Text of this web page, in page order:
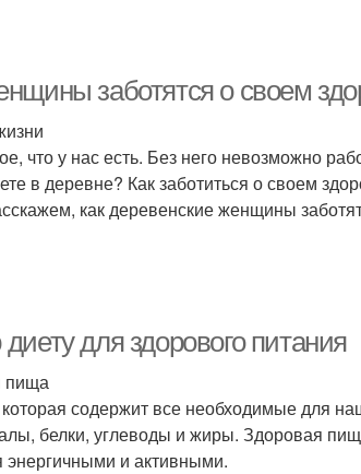
заботятся о своем
что у нас есть. Без него невозможно
в деревне? Как заботиться о своем
как деревенские женщины
для здорового питания
пища
содержит все необходимые для
белки, углеводы и жиры. Здоровая
энергичными и активными.